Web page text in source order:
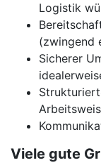
Logistik
(zwingend
Sicherer
Viele gute